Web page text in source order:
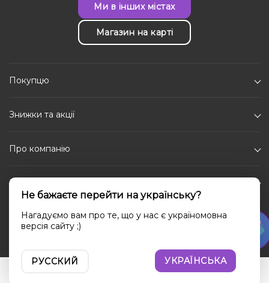
Ми в інших містах
Магазин на карті
Покупцю
Знижки та акції
Про компанію
Каталог
Соціальні мережі
Не бажаєте перейти на українську?
Нагадуємо вам про те, що у нас є україномовна
версія сайту ;)
РУССКИЙ УКРАЇНСЬКА